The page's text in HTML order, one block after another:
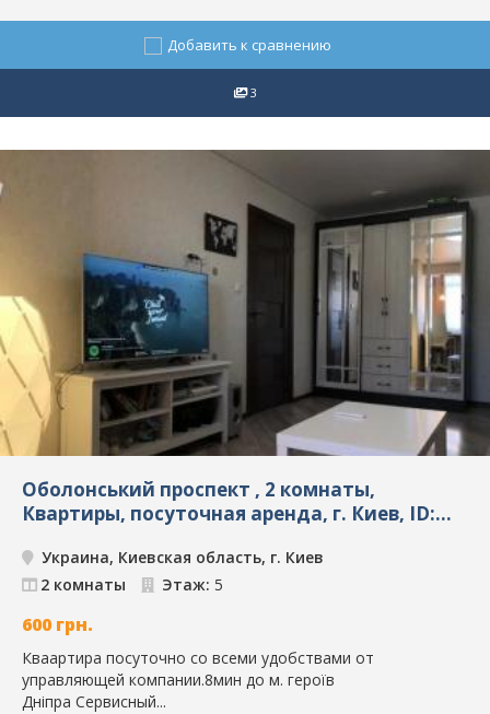
Добавить к сравнению
3
Оболонський проспект , 2 комнаты,
Квартиры, посуточная аренда, г. Киев, ID:
Украина, Киевская область, г. Киев
2 комнаты
Этаж: 5
600 грн.
Кваартира посуточно со всеми удобствами от
управляющей компании.8мин до м. героїв
Дніпра Сервисный...